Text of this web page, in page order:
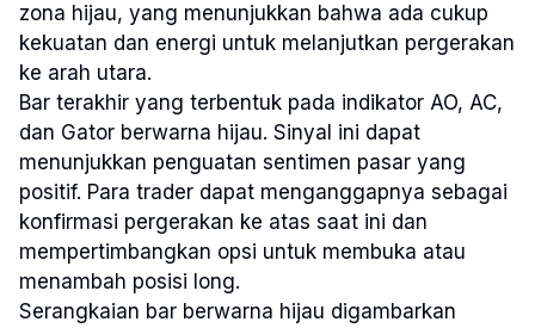
zona hijau, yang menunjukkan bahwa ada cukup
kekuatan dan energi untuk melanjutkan pergerakan
ke arah utara.
Bar terakhir yang terbentuk pada indikator AO, AC,
dan Gator berwarna hijau. Sinyal ini dapat
menunjukkan penguatan sentimen pasar yang
positif. Para trader dapat menganggapnya sebagai
konfirmasi pergerakan ke atas saat ini dan
mempertimbangkan opsi untuk membuka atau
menambah posisi long.
Serangkaian bar berwarna hijau digambarkan